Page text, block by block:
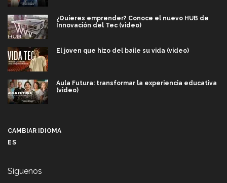
¿Quieres emprender? Conoce el nuevo HUB de
Innovación del Tec (video)
El joven que hizo del baile su vida (video)
Aula Futura: transformar la experiencia educativa
(video)
CAMBIAR IDIOMA
ES
Síguenos